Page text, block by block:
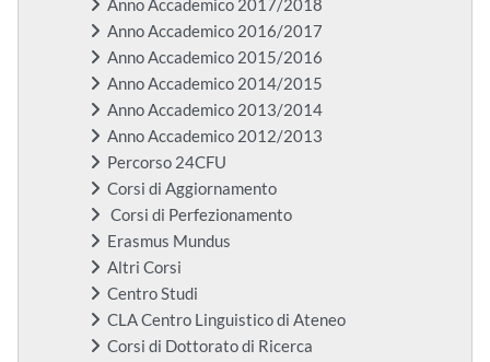
Anno Accademico 2017/2018
Anno Accademico 2016/2017
Anno Accademico 2015/2016
Anno Accademico 2014/2015
Anno Accademico 2013/2014
Anno Accademico 2012/2013
Percorso 24CFU
Corsi di Aggiornamento
Corsi di Perfezionamento
Erasmus Mundus
Altri Corsi
Centro Studi
CLA Centro Linguistico di Ateneo
Corsi di Dottorato di Ricerca